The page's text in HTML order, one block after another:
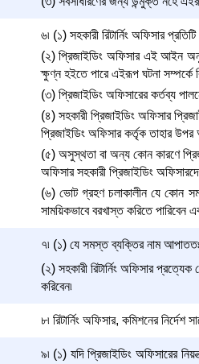
৬৷ (১) সহকারী রিটার্নিং অফিসার
(২) প্রিজাইডিং অফিসার এই আইন
ক্ষুণ্ন হইতে পারে এইরূপ ঘটনা সম্পর্কে
(৩) প্রিজাইডিং অফিসারের কর্তব্য
(৪) সহকারী প্রিজাইডিং অফিসার
প্রিজাইডিং অফিসার কর্তৃক তাহার উপর
(৫) অসুস্থতা বা অন্য কোন কারণে
অফিসার সহকারী প্রিজাইডিং
(৬) ভোট গ্রহণ চলাকালীন যে কোন
সাময়িকভাবে বরখাস্ত করিতে পারিবেন
৭৷ (১) যে সমস্ত ব্যক্তির নাম আপাততঃ
(২) সহকারী রিটার্নিং অফিসার
করিবেন৷
৮৷ রিটার্নিং অফিসার, কমিশনের
৯৷ (১) যদি প্রিজাইডিং অফিসারের